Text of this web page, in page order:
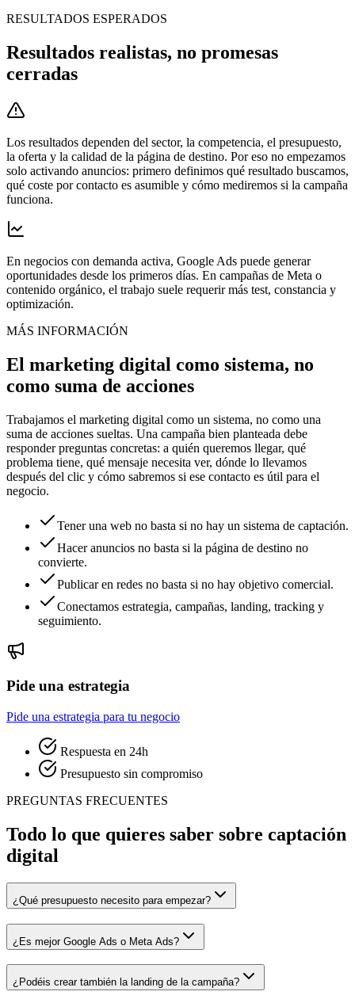
RESULTADOS ESPERADOS
Resultados realistas, no promesas
cerradas
Los resultados dependen del sector, la competencia, el presupuesto,
la oferta y la calidad de la página de destino. Por eso no empezamos
solo activando anuncios: primero definimos qué resultado buscamos,
qué coste por contacto es asumible y cómo mediremos si la campaña
funciona.
En negocios con demanda activa, Google Ads puede generar
oportunidades desde los primeros días. En campañas de Meta o
contenido orgánico, el trabajo suele requerir más test, constancia y
optimización.
MÁS INFORMACIÓN
El marketing digital como sistema, no
como suma de acciones
Trabajamos el marketing digital como un sistema, no como una
suma de acciones sueltas. Una campaña bien planteada debe
responder preguntas concretas: a quién queremos llegar, qué
problema tiene, qué mensaje necesita ver, dónde lo llevamos
después del clic y cómo sabremos si ese contacto es útil para el
negocio.
Tener una web no basta si no hay un sistema de captación.
Hacer anuncios no basta si la página de destino no
convierte.
Publicar en redes no basta si no hay objetivo comercial.
Conectamos estrategia, campañas, landing, tracking y
seguimiento.
Pide una estrategia
Pide una estrategia para tu negocio
Respuesta en 24h
Presupuesto sin compromiso
PREGUNTAS FRECUENTES
Todo lo que quieres saber sobre captación
digital
¿Qué presupuesto necesito para empezar?
¿Es mejor Google Ads o Meta Ads?
¿Podéis crear también la landing de la campaña?